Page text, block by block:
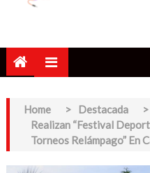
Home > Destacada
>
Realizan “Festival
Torneos Relámpago” En